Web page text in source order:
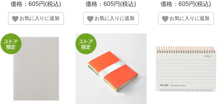
価格：605円(税込) 価格：605円(税込) 価格：605円(税込)